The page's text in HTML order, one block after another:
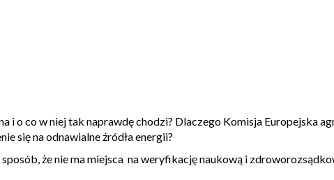
i o co w niej tak naprawdę chodzi? Dlaczego Komisja Europejska
się na odnawialne źródła energii?
że nie ma miejsca na weryfikację naukową i